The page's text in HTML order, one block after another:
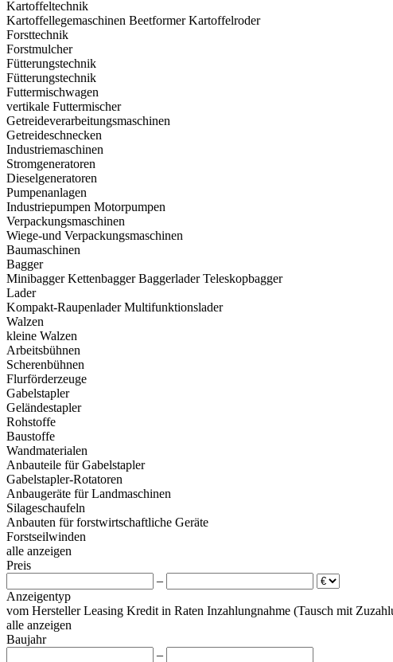
Kartoffeltechnik
Kartoffellegemaschinen Beetformer Kartoffelroder
Forsttechnik
Forstmulcher
Fütterungstechnik
Fütterungstechnik
Futtermischwagen
vertikale Futtermischer
Getreideverarbeitungsmaschinen
Getreideschnecken
Industriemaschinen
Stromgeneratoren
Dieselgeneratoren
Pumpenanlagen
Industriepumpen Motorpumpen
Verpackungsmaschinen
Wiege-und Verpackungsmaschinen
Baumaschinen
Bagger
Minibagger Kettenbagger Baggerlader Teleskopbagger
Lader
Kompakt-Raupenlader Multifunktionslader
Walzen
kleine Walzen
Arbeitsbühnen
Scherenbühnen
Flurförderzeuge
Gabelstapler
Geländestapler
Rohstoffe
Baustoffe
Wandmaterialen
Anbauteile für Gabelstapler
Gabelstapler-Rotatoren
Anbaugeräte für Landmaschinen
Silageschaufeln
Anbauten für forstwirtschaftliche Geräte
Forstseilwinden
alle anzeigen
Preis
–
Anzeigentyp
vom Hersteller Leasing Kredit in Raten Inzahlungnahme (Tausch mit
alle anzeigen
Baujahr
–